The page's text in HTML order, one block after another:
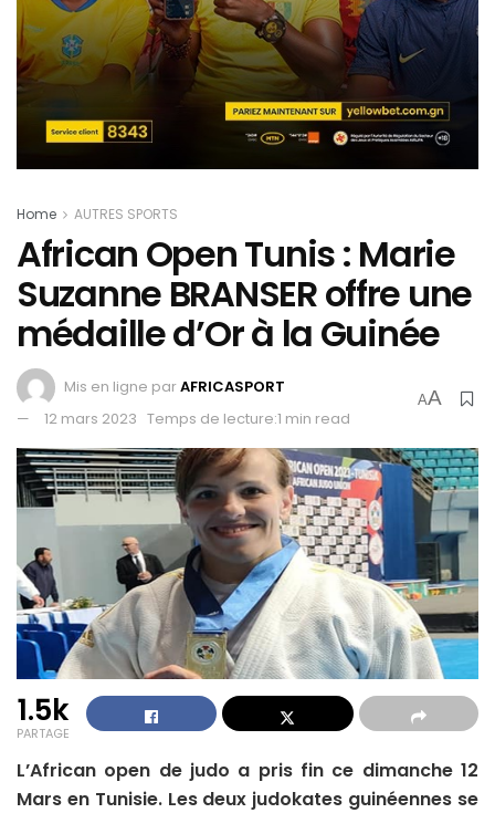
Home AUTRES SPORTS
African Open Tunis : Marie
Suzanne BRANSER offre une
médaille d’Or à la Guinée
Mis en ligne parAFRICASPORT
12 mars 2023 Temps de lecture:1 min read
AA
1.5k
PARTAGE
L’African open de judo a pris fin ce dimanche 12
Mars en Tunisie. Les deux judokates guinéennes se